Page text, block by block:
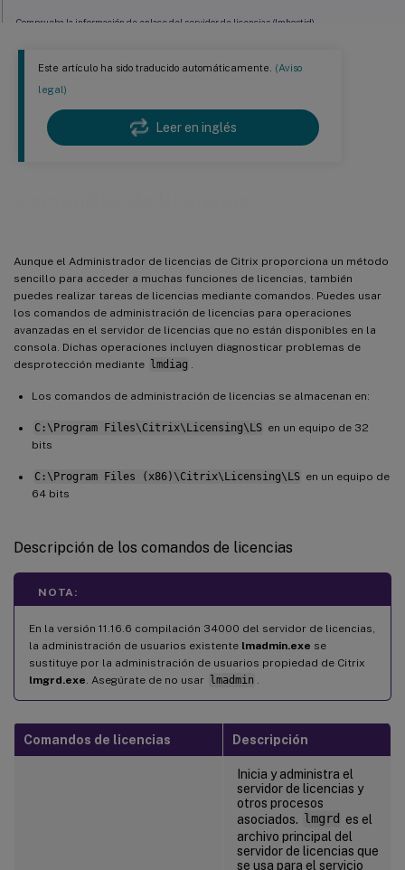
Este artículo ha sido traducido automáticamente. (Aviso
legal)
Leer en inglés
Aunque el Administrador de licencias de Citrix proporciona un método
sencillo para acceder a muchas funciones de licencias, también
puedes realizar tareas de licencias mediante comandos. Puedes usar
los comandos de administración de licencias para operaciones
avanzadas en el servidor de licencias que no están disponibles en la
consola. Dichas operaciones incluyen diagnosticar problemas de
desprotección mediante lmdiag
Los comandos de administración de licencias se almacenan en:
C:\Program Files\Citrix\Licensing\LS en un equipo de 32
bits
C:\Program Files (x86)\Citrix\Licensing\LS en un equipo de
64 bits
Descripción de los comandos de licencias
NOTA:
En la versión 11.16.6 compilación 34000 del servidor de licencias,
la administración de usuarios existente lmadmin.exe se
sustituye por la administración de usuarios propiedad de Citrix
lmgrd.exe . Asegúrate de no usar lmadmin
Comandos de licencias Descripción
Inicia y administra el
servidor de licencias y
otros procesos
asociados.
lmgrd es el
archivo principal del
servidor de licencias que
se usa para el servicio
Comprueba la información de enlace del servidor de licencias (lmhostid)
Volver a leer los archivos de licencia y opciones (lmreread)
Mostrar versiones de binarios (lmver)